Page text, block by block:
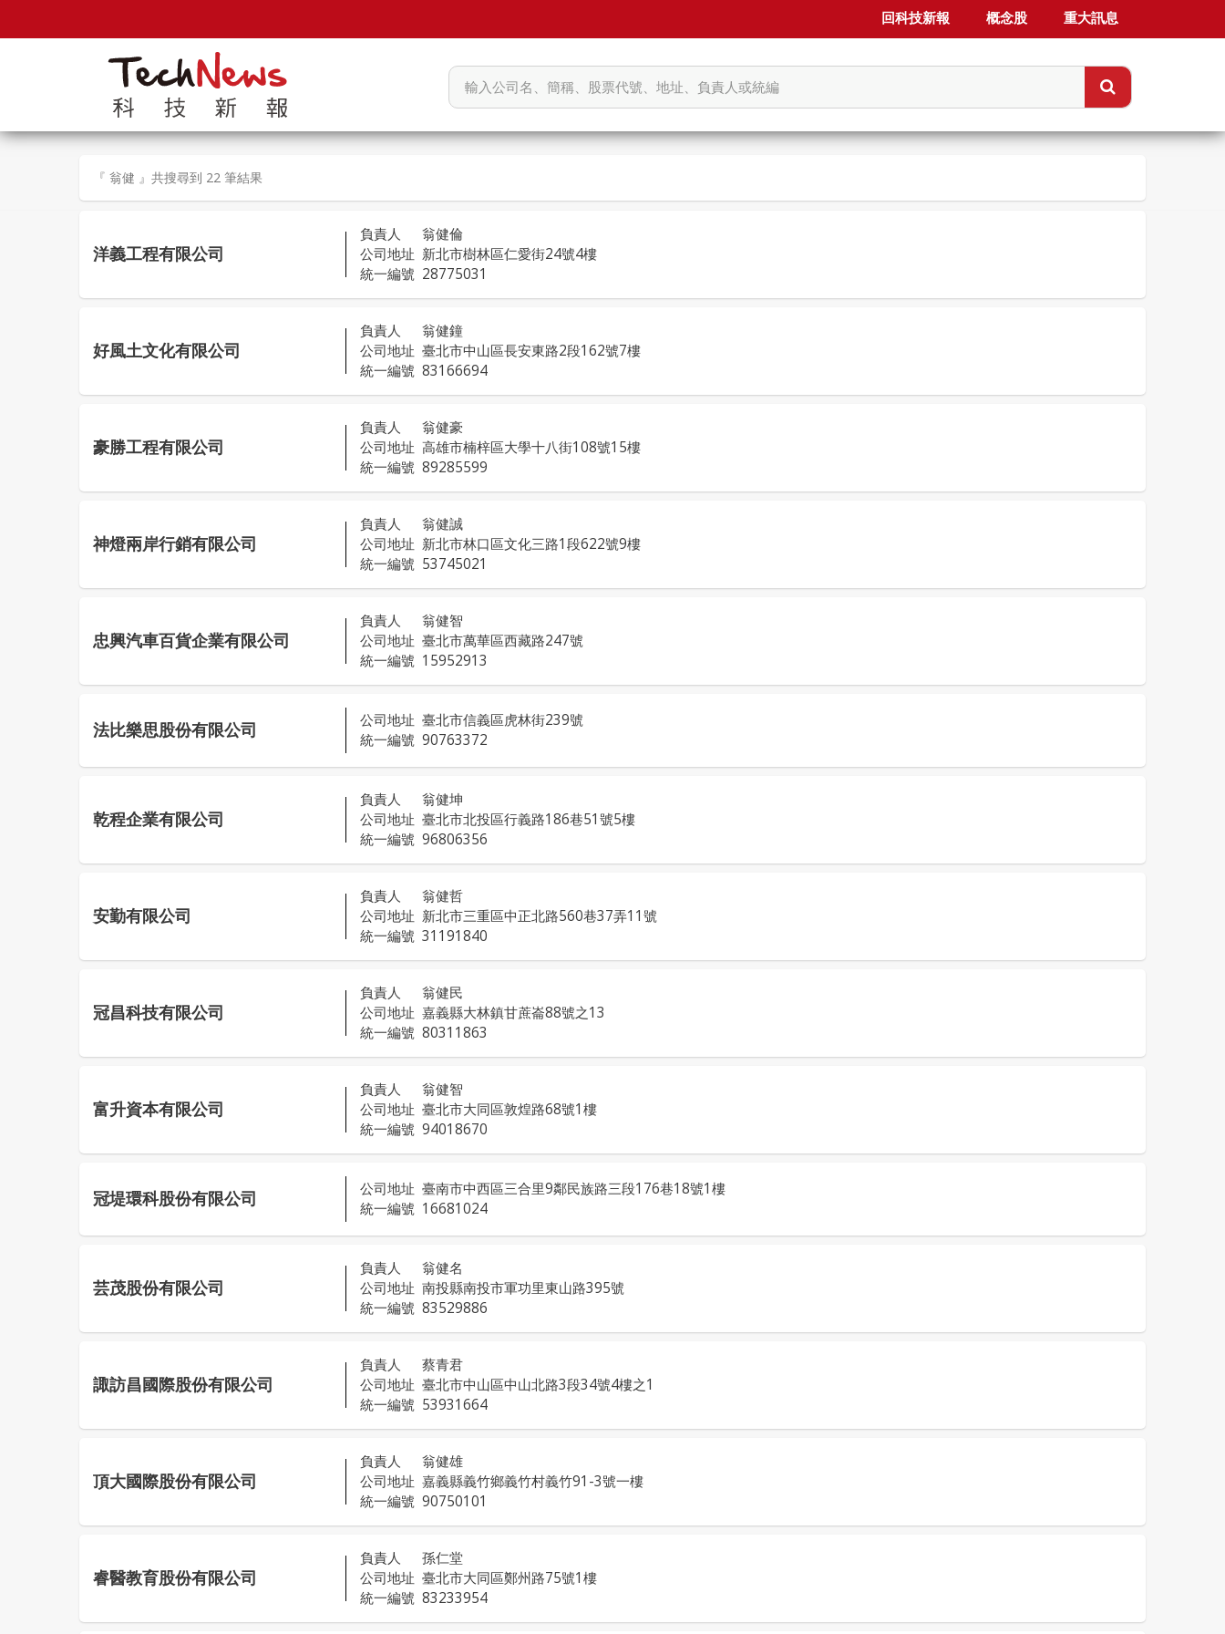
回科技新報 概念股 重大訊息
『 翁健 』共搜尋到 22 筆結果
洋義工程有限公司
負責人
翁健倫
公司地址 新北市樹林區仁愛街24號4樓
統一編號 28775031
好風土文化有限公司
負責人
翁健鐘
公司地址 臺北市中山區長安東路2段162號7樓
統一編號 83166694
豪勝工程有限公司
負責人
翁健豪
公司地址 高雄市楠梓區大學十八街108號15樓
統一編號 89285599
神燈兩岸行銷有限公司
負責人
翁健誠
公司地址 新北市林口區文化三路1段622號9樓
統一編號 53745021
忠興汽車百貨企業有限公司
負責人
翁健智
公司地址 臺北市萬華區西藏路247號
統一編號 15952913
法比樂思股份有限公司
公司地址 臺北市信義區虎林街239號
統一編號 90763372
乾程企業有限公司
負責人
翁健坤
公司地址 臺北市北投區行義路186巷51號5樓
統一編號 96806356
安勤有限公司
負責人
翁健哲
公司地址 新北市三重區中正北路560巷37弄11號
統一編號 31191840
冠昌科技有限公司
負責人
翁健民
公司地址 嘉義縣大林鎮甘蔗崙88號之13
統一編號 80311863
富升資本有限公司
負責人
翁健智
公司地址 臺北市大同區敦煌路68號1樓
統一編號 94018670
冠堤環科股份有限公司
公司地址 臺南市中西區三合里9鄰民族路三段176巷18號1樓
統一編號 16681024
芸茂股份有限公司
負責人
翁健名
公司地址 南投縣南投市軍功里東山路395號
統一編號 83529886
諏訪昌國際股份有限公司
負責人
蔡青君
公司地址 臺北市中山區中山北路3段34號4樓之1
統一編號 53931664
頂大國際股份有限公司
負責人
翁健雄
公司地址 嘉義縣義竹鄉義竹村義竹91-3號一樓
統一編號 90750101
睿醫教育股份有限公司
負責人
孫仁堂
公司地址 臺北市大同區鄭州路75號1樓
統一編號 83233954